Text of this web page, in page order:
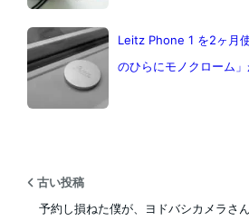
Leitz Phone 1 を2ヶ月
のひらにモノクローム
古い投稿
予約し損ねた僕が、ヨドバシカメラさ